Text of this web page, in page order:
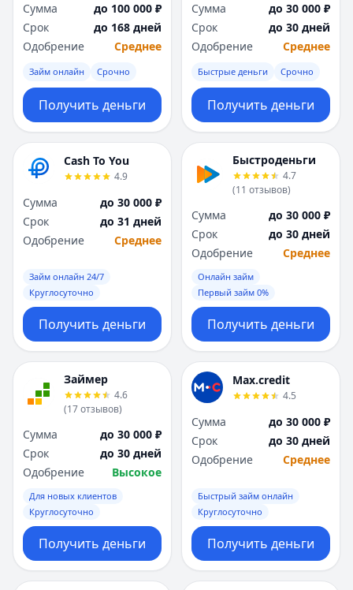
Сумма
до 100 000 ₽
Срок
до 168 дней
Одобрение
Среднее
Займ онлайн Срочно
Получить деньги
Сумма
до 30 000 ₽
Срок
до 30 дней
Одобрение
Среднее
Быстрые деньги Срочно
Получить деньги
Cash To You
4.9
Сумма
до 30 000 ₽
Срок
до 31 дней
Одобрение
Среднее
Займ онлайн 24/7
Круглосуточно
Получить деньги
Быстроденьги
4.7
(11 отзывов)
Сумма
до 30 000 ₽
Срок
до 30 дней
Одобрение
Среднее
Онлайн займ
Первый займ 0%
Получить деньги
Займер
4.6
(17отзывов)
Сумма
до 30 000 ₽
Срок
до 30 дней
Одобрение
Высокое
Для новых клиентов
Круглосуточно
Получить деньги
Max.credit
4.5
Сумма
до 30 000 ₽
Срок
до 30 дней
Одобрение
Среднее
Быстрый займ онлайн
Круглосуточно
Получить деньги